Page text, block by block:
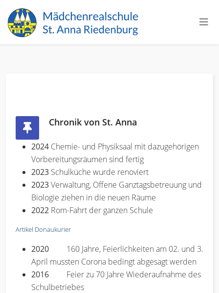
Chronik von St. Anna
2024 Chemie- und Physiksaal mit dazugehörigen
Vorbereitungsräumen sind fertig
2023 Schulküche wurde renoviert
2023Verwaltung, Offene Ganztagsbetreuung und
Biologie ziehen in die neuen Räume
2022 Rom-Fahrt der ganzen Schule
Artikel Donaukurier
2020
160 Jahre, Feierlichkeiten am 02. und 3.
April mussten Corona bedingt abgesagt werden
2016 Feier zu 70 Jahre Wiederaufnahme des
Schulbetriebes